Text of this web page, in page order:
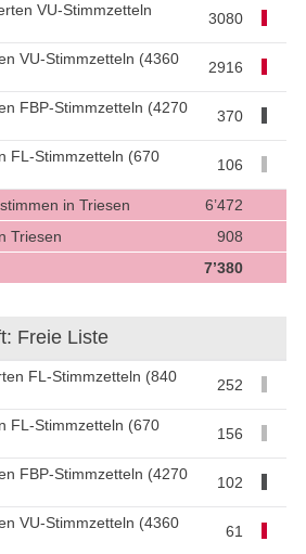
VU-Stimmzetteln
3080
VU-Stimmzetteln (4360
2916
FBP-Stimmzetteln (4270
370
FL-Stimmzetteln (670
106
in Triesen
6’472
Triesen
908
7’380
Freie Liste
FL-Stimmzetteln (840
252
FL-Stimmzetteln (670
156
FBP-Stimmzetteln (4270
102
VU-Stimmzetteln (4360
61